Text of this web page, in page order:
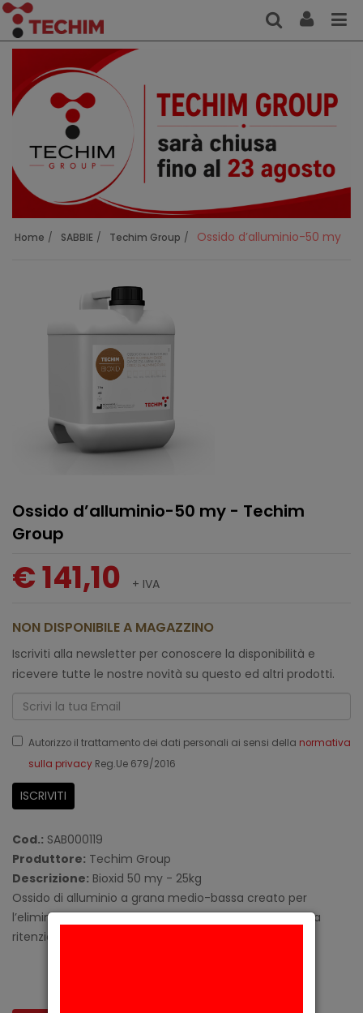
Home SABBIE Techim Group Ossido d’alluminio-50 my
Ossido d’alluminio-50 my - Techim
Group
€ 141,10 + IVA
NON DISPONIBILE A MAGAZZINO
Iscriviti alla newsletter per conoscere la disponibilità e
ricevere tutte le nostre novità su questo ed altri prodotti.
Email
Autorizzo il trattamento dei dati personali ai sensi della normativa
sulla privacy Reg.Ue 679/2016
ISCRIVITI
Cod.: SAB000119
Produttore: Techim Group
Descrizione: Bioxid 50 my - 25kg
Ossido di alluminio a grana medio-bassa creato per
l’eliminazione di ossidi dalla struttura metallica e per la
ritenzione-abrasione meccanica.